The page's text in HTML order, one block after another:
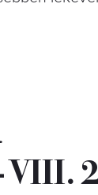
VIII.